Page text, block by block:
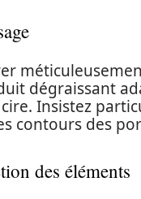
dégraissant
Insistez
contours des
des éléments